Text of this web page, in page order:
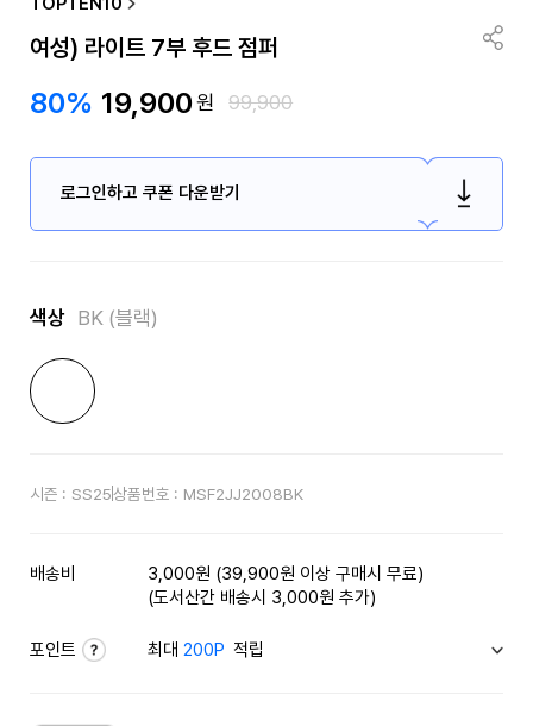
여성) 라이트 7부 후드 점퍼
80% 19,900원 99,900
로그인하고 쿠폰 다운받기
색상 BK (블랙)
시즌 : SS25상품번호 : MSF2JJ2008BK
배송비
3,000원 (39,900원 이상 구매시 무료)
(도서산간 배송시 3,000원 추가)
포인트 최대200P 적립